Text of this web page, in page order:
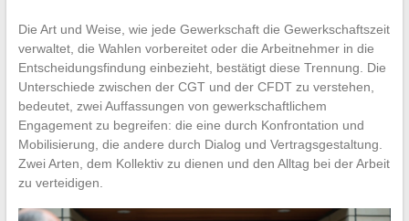
Die Art und Weise, wie jede Gewerkschaft die Gewerkschaftszeit
verwaltet, die Wahlen vorbereitet oder die Arbeitnehmer in die
Entscheidungsfindung einbezieht, bestätigt diese Trennung. Die
Unterschiede zwischen der CGT und der CFDT zu verstehen,
bedeutet, zwei Auffassungen von gewerkschaftlichem
Engagement zu begreifen: die eine durch Konfrontation und
Mobilisierung, die andere durch Dialog und Vertragsgestaltung.
Zwei Arten, dem Kollektiv zu dienen und den Alltag bei der Arbeit
zu verteidigen.